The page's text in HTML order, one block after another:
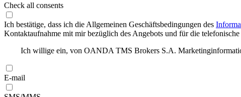
Check all consents
Ich bestätige, dass ich die Allgemeinen Geschäftsbedingungen des
Kontaktaufnahme mit mir bezüglich des Angebots und für die
Ich willige ein, von OANDA TMS Brokers S.A.
E-mail